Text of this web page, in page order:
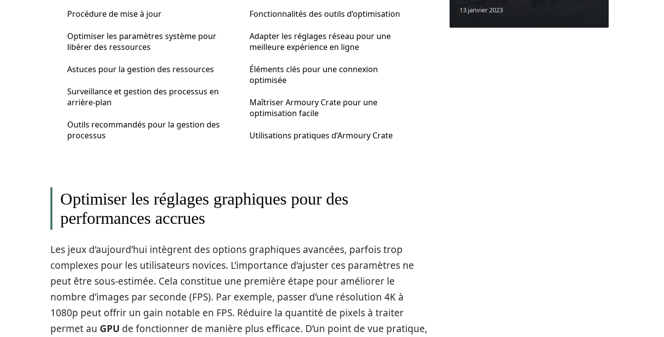
Procédure de mise à jour
Optimiser les paramètres système pour
libérer des ressources
Astuces pour la gestion des ressources
Surveillance et gestion des processus en
arrière-plan
Outils recommandés pour la gestion des
processus
Fonctionnalités des outils d’optimisation
Adapter les réglages réseau pour une
meilleure expérience en ligne
Éléments clés pour une connexion
optimisée
Maîtriser Armoury Crate pour une
optimisation facile
Utilisations pratiques d’Armoury Crate
Optimiser les réglages graphiques pour des
performances accrues
Les jeux d’aujourd’hui intègrent des options graphiques avancées, parfois trop
complexes pour les utilisateurs novices. L’importance d’ajuster ces paramètres ne
peut être sous-estimée. Cela constitue une première étape pour améliorer le
nombre d’images par seconde (FPS). Par exemple, passer d’une résolution 4K à
1080p peut offrir un gain notable en FPS. Réduire la quantité de pixels à traiter
permet au GPU de fonctionner de manière plus efficace. D’un point de vue pratique,
13 janvier 2023